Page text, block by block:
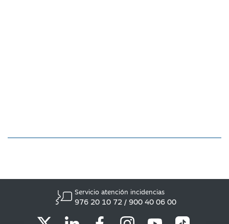
Servicio atención incidencias
976 20 10 72 / 900 40 06 00